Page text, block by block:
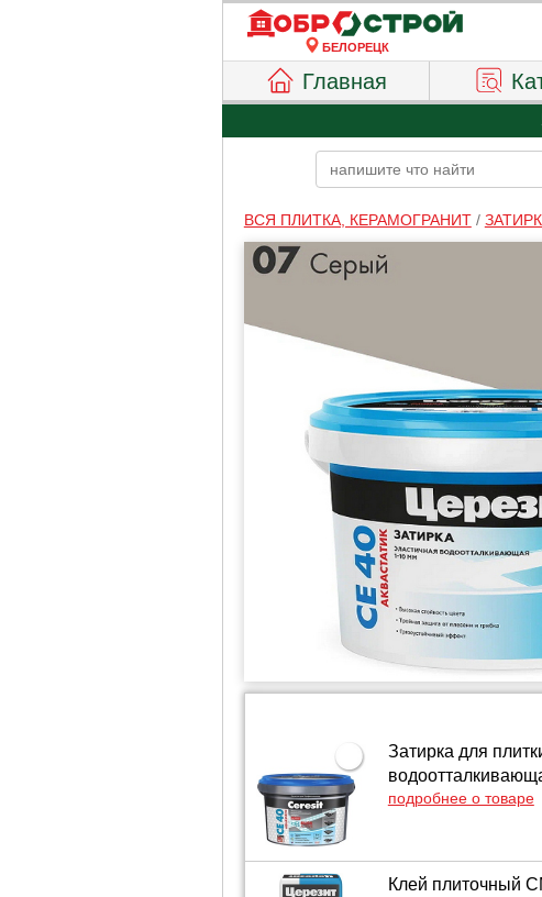
БЕЛОРЕЦК
Главная
ВСЯ ПЛИТКА, КЕРАМОГРАНИТ/
Затирка для
подробнее о товаре
Клей плиточный